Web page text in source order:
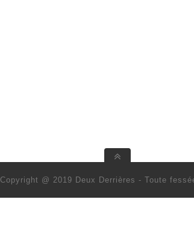
Copyright @ 2019 Deux Derrières - Toute